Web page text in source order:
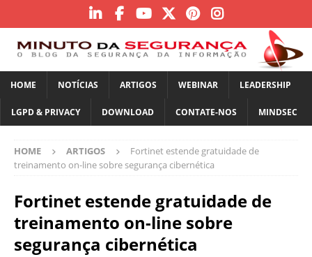
HOME NOTÍCIAS ARTIGOS WEBINAR LEADERSHIP
LGPD & PRIVACY DOWNLOAD CONTATE-NOS MINDSEC
HOME ARTIGOS
Fortinet estende gratuidade de
treinamento on-line sobre segurança cibernética
Fortinet estende gratuidade de
treinamento on-line sobre
segurança cibernética